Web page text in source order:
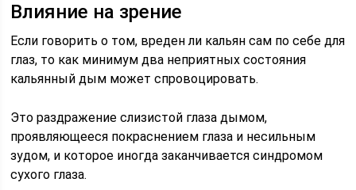
Влияние на зрение
Если говорить о том, вреден ли кальян сам по себе для
глаз, то как минимум два неприятных состояния
кальянный дым может спровоцировать.
Это раздражение слизистой глаза дымом,
проявляющееся покраснением глаза и несильным
зудом, и которое иногда заканчивается синдромом
сухого глаза.